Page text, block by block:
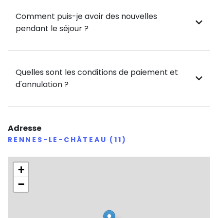
Comment puis-je avoir des nouvelles
pendant le séjour ?
Quelles sont les conditions de paiement et
d'annulation ?
Adresse
RENNES-LE-CHÂTEAU (11)
+
−